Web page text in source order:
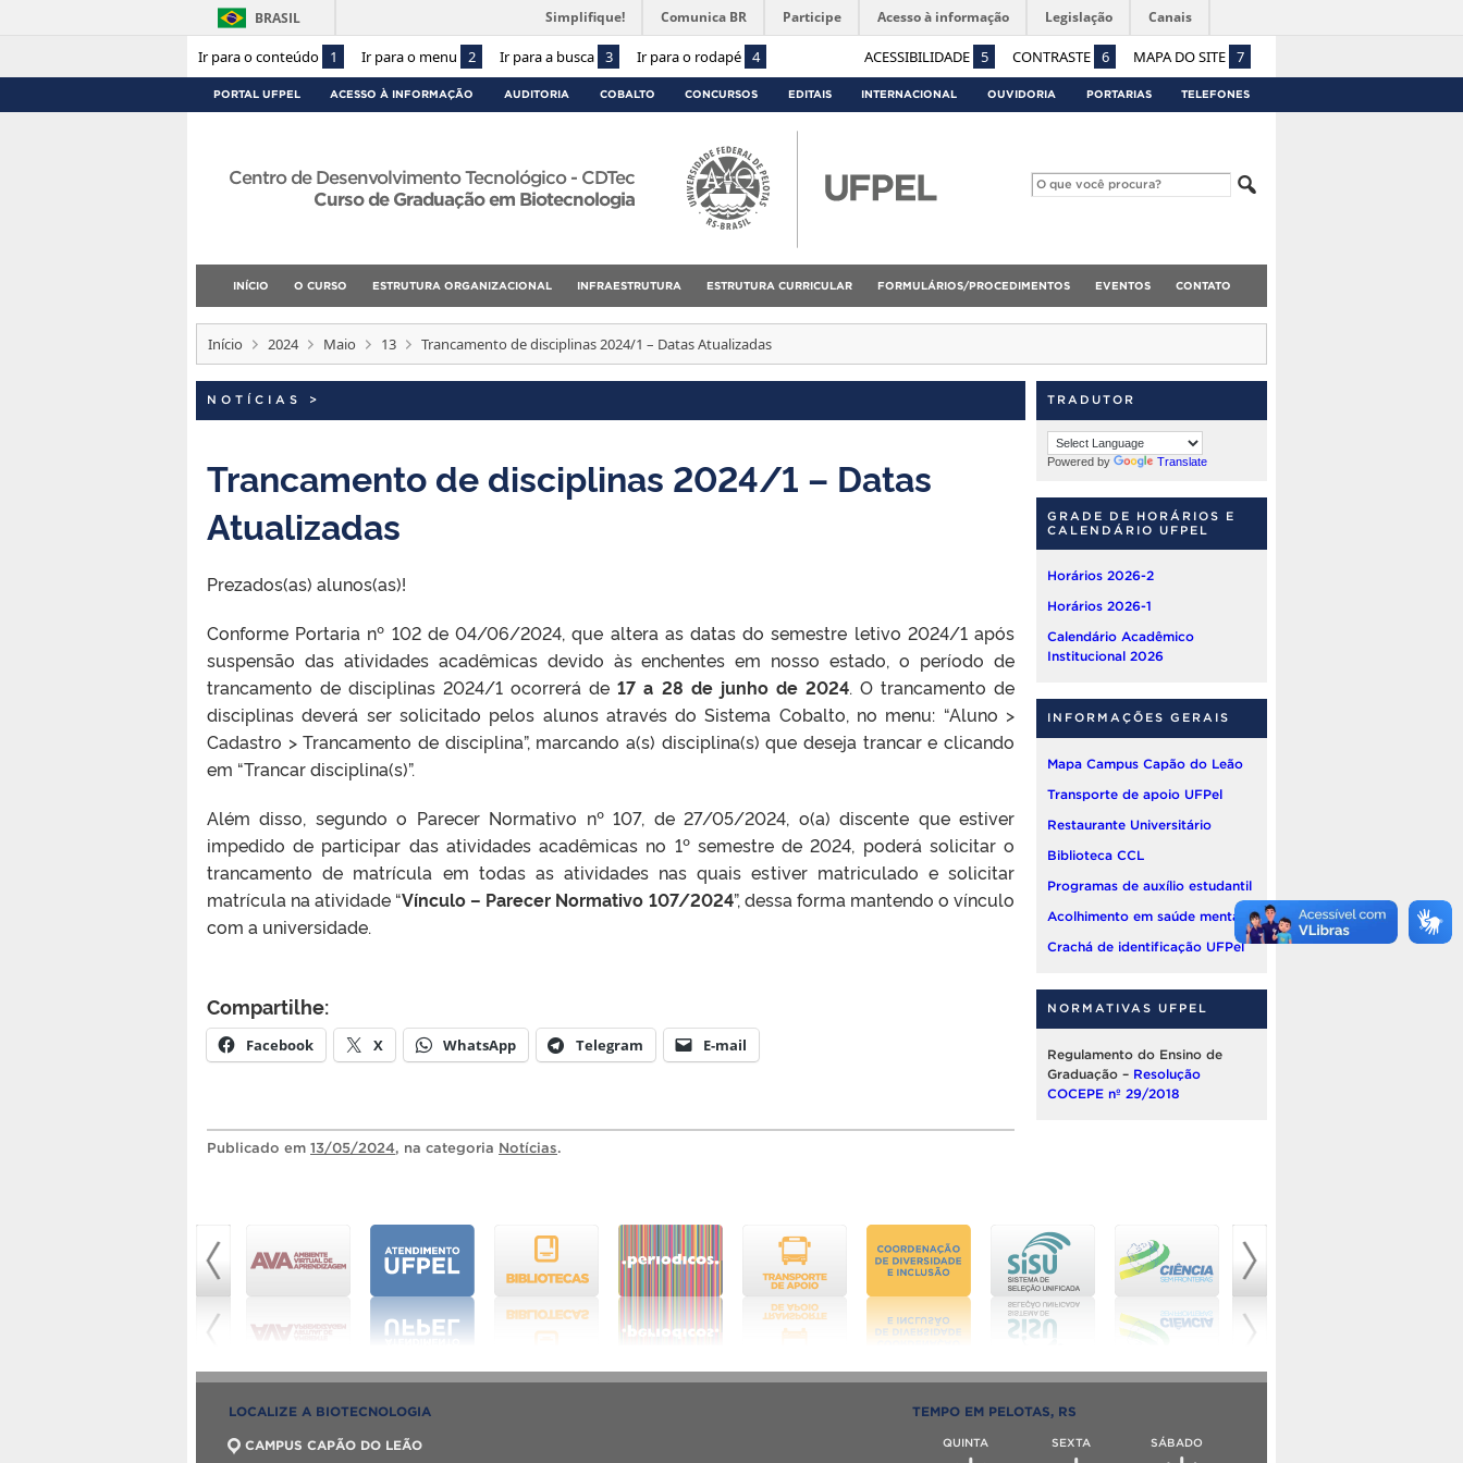
Ir para o conteúdo 1 Ir para o menu 2 Ir para a busca 3 Ir para o rodapé 4 ACESSIBILIDADE 5 CONTRASTE 6 MAPA DO SITE 7
BRASIL Simplifique! Comunica BR Participe Acesso à informação Legislação Canais
PORTAL UFPEL ACESSO À INFORMAÇÃO AUDITORIA COBALTO CONCURSOS EDITAIS INTERNACIONAL OUVIDORIA PORTARIAS TELEFONES
Centro de Desenvolvimento Tecnológico - CDTec
Curso de Graduação em Biotecnologia
INÍCIO O CURSO ESTRUTURA ORGANIZACIONAL INFRAESTRUTURA ESTRUTURA CURRICULAR FORMULÁRIOS/PROCEDIMENTOS EVENTOS CONTATO
Início 2024 Maio 13 Trancamento de disciplinas 2024/1 – Datas Atualizadas
NOTÍCIAS >
Trancamento de disciplinas 2024/1 – Datas
Atualizadas
Prezados(as) alunos(as)!
Conforme Portaria nº 102 de 04/06/2024, que altera as datas do semestre letivo 2024/1 após
suspensão das atividades acadêmicas devido às enchentes em nosso estado, o período de
trancamento de disciplinas 2024/1 ocorrerá de17 a 28 de junho de 2024. O trancamento de
disciplinas deverá ser solicitado pelos alunos através do Sistema Cobalto, no menu: “Aluno >
Cadastro > Trancamento de disciplina”, marcando a(s) disciplina(s) que deseja trancar e clicando
em “Trancar disciplina(s)”.
Além disso, segundo o Parecer Normativo nº 107, de 27/05/2024, o(a) discente que estiver
impedido de participar das atividades acadêmicas no 1º semestre de 2024, poderá solicitar o
trancamento de matrícula em todas as atividades nas quais estiver matriculado e solicitar
matrícula na atividade “Vínculo – Parecer Normativo 107/2024”, dessa forma mantendo o vínculo
com a universidade.
Compartilhe:
Facebook X WhatsApp Telegram E-mail
Publicado em 13/05/2024, na categoria Notícias.
TRADUTOR
Powered by Translate
GRADE DE HORÁRIOS E
CALENDÁRIO UFPEL
Horários 2026-2
Horários 2026-1
Calendário Acadêmico
Institucional 2026
INFORMAÇÕES GERAIS
Mapa Campus Capão do Leão
Transporte de apoio UFPel
Restaurante Universitário
Biblioteca CCL
Programas de auxílio estudantil
Acolhimento em saúde mental
Crachá de identificação UFPel
NORMATIVAS UFPEL
Regulamento do Ensino de
Graduação – Resolução
COCEPE nº 29/2018
LOCALIZE A BIOTECNOLOGIA
CAMPUS CAPÃO DO LEÃO
TEMPO EM PELOTAS, RS
QUINTA SEXTA SÁBADO